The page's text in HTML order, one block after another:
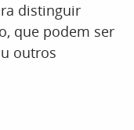
distinguir
que podem ser
outros